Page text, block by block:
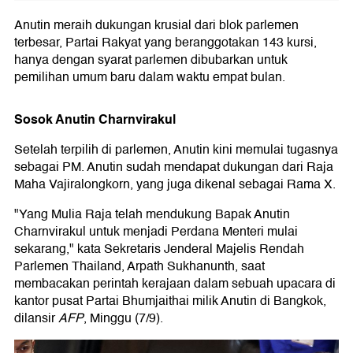
Anutin meraih dukungan krusial dari blok parlemen
terbesar, Partai Rakyat yang beranggotakan 143 kursi,
hanya dengan syarat parlemen dibubarkan untuk
pemilihan umum baru dalam waktu empat bulan.
Sosok Anutin Charnvirakul
Setelah terpilih di parlemen, Anutin kini memulai tugasnya
sebagai PM. Anutin sudah mendapat dukungan dari Raja
Maha Vajiralongkorn, yang juga dikenal sebagai Rama X.
"Yang Mulia Raja telah mendukung Bapak Anutin
Charnvirakul untuk menjadi Perdana Menteri mulai
sekarang," kata Sekretaris Jenderal Majelis Rendah
Parlemen Thailand, Arpath Sukhanunth, saat
membacakan perintah kerajaan dalam sebuah upacara di
kantor pusat Partai Bhumjaithai milik Anutin di Bangkok,
dilansirAFP, Minggu (7/9).